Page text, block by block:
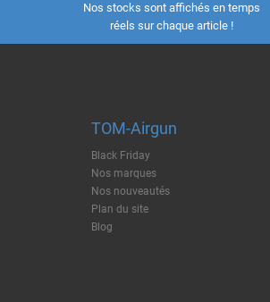
Nos stocks sont affichés en temps
réels sur chaque article !
TOM-Airgun
Black Friday
Nos marques
Nos nouveautés
Plan du site
Blog